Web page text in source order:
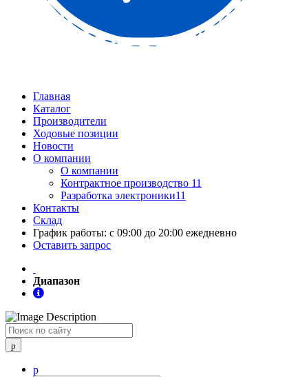
Главная
Каталог
Производители
Ходовые позиции
Новости
О компании
О компании
Контрактное производство 11
Разработка электроники11
Контакты
Склад
График работы: с 09:00 до 20:00 ежедневно
Оставить запрос
Диапазон
Поиск